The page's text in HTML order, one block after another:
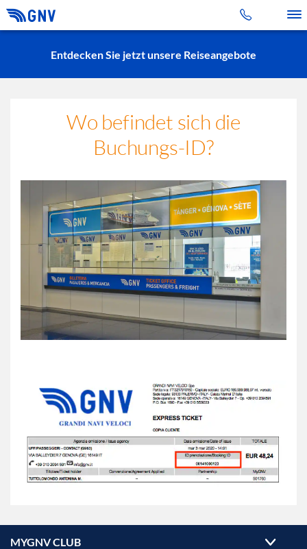
Entdecken Sie jetzt unsere Reiseangebote
Wo befindet sich die
Buchungs-ID?
MYGNV CLUB